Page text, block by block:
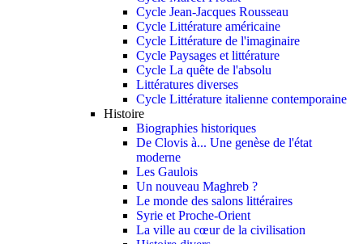
Cycle Jean-Jacques Rousseau
Cycle Littérature américaine
Cycle Littérature de l'imaginaire
Cycle Paysages et littérature
Cycle La quête de l'absolu
Littératures diverses
Cycle Littérature italienne contemporaine
Histoire
Biographies historiques
De Clovis à... Une genèse de l'état
moderne
Les Gaulois
Un nouveau Maghreb ?
Le monde des salons littéraires
Syrie et Proche-Orient
La ville au cœur de la civilisation